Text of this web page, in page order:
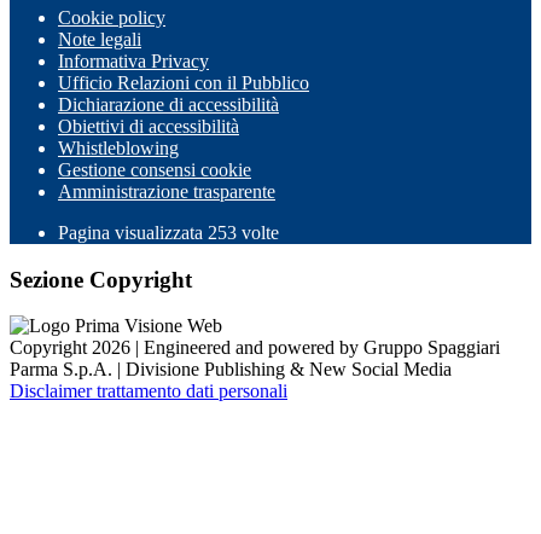
Cookie policy
Note legali
Informativa Privacy
Ufficio Relazioni con il Pubblico
Dichiarazione di accessibilità
Obiettivi di accessibilità
Whistleblowing
Gestione consensi cookie
Amministrazione trasparente
Pagina visualizzata 253 volte
Sezione Copyright
Copyright 2026 | Engineered and powered by Gruppo Spaggiari
Parma S.p.A. | Divisione Publishing & New Social Media
Disclaimer trattamento dati personali